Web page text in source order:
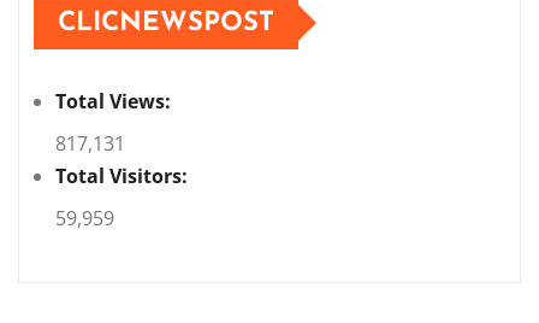
CLICNEWSPOST
Total Views:
817,131
Total Visitors:
59,959